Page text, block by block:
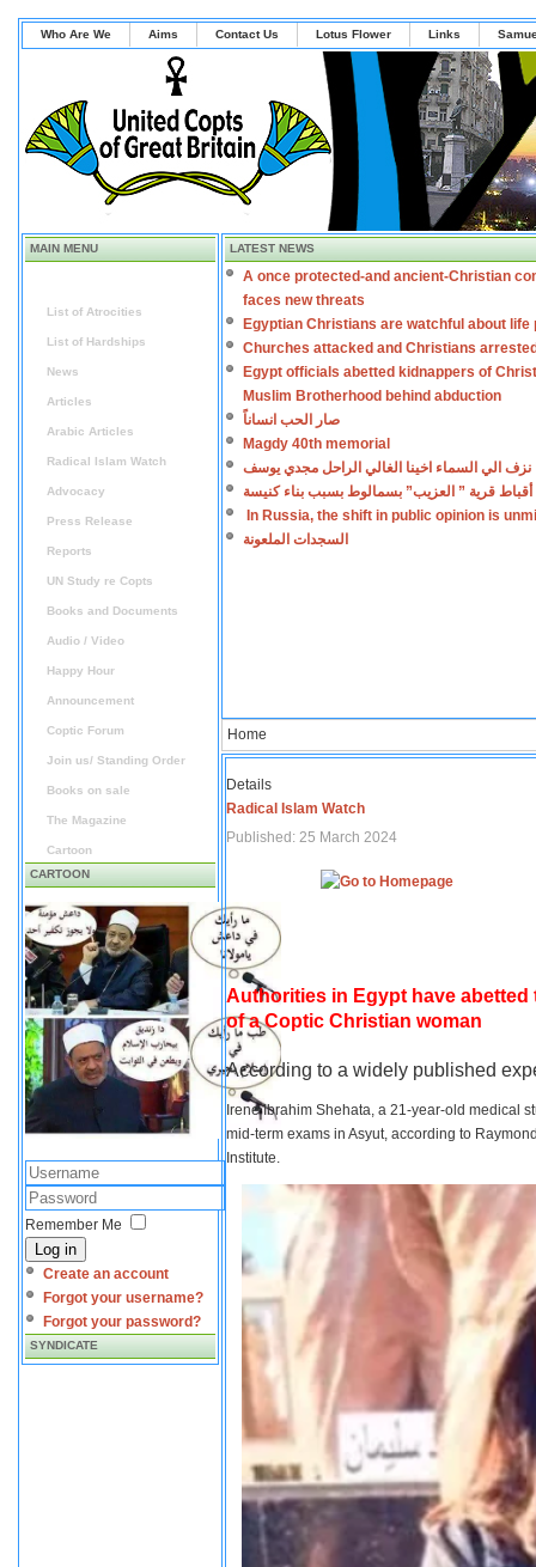
Who Are We Aims Contact Us Lotus Flower Links
MAIN MENU
List of Atrocities
List of Hardships
News
Articles
Arabic Articles
Radical Islam Watch
Advocacy
Press Release
Reports
UN Study re Copts
Books and Documents
Audio / Video
Happy Hour
Announcement
Coptic Forum
Join us/ Standing Order
Books on sale
The Magazine
Cartoon
CARTOON
Remember Me
Log in
Create an account
Forgot your username?
Forgot your password?
SYNDICATE
LATEST NEWS
A once protected-and ancient-Christian
faces new threats
Egyptian Christians are watchful about life
Churches attacked and Christians
Egypt officials abetted kidnappers of
Muslim Brotherhood behind abduction
صار الحب انساناً
Magdy 40th memorial
نزف الي السماء اخينا الغالي الراحل مجدي يوسف
أقباط قرية ” العزيب” بسمالوط بسبب بناء كنيسة
In Russia, the shift in public opinion is
السجدات الملعونة
Home
Details
Radical Islam Watch
Published: 25 March 2024
Authorities in Egypt have
of a Coptic Christian woman
According to a widely published
Irene Ibrahim Shehata, a 21-year-old medical
mid-term exams in Asyut, according to
Institute.